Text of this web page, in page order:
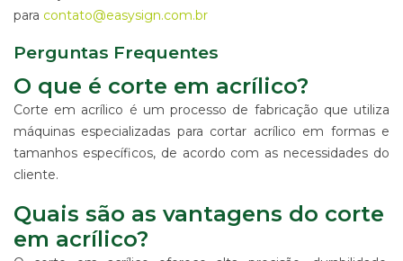
para contato@easysign.com.br
Perguntas Frequentes
O que é corte em acrílico?
Corte em acrílico é um processo de fabricação que utiliza
máquinas especializadas para cortar acrílico em formas e
tamanhos específicos, de acordo com as necessidades do
cliente.
Quais são as vantagens do corte
em acrílico?